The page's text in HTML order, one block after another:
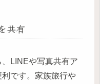
共有
LINEや写真共有ア
です。家族旅行や